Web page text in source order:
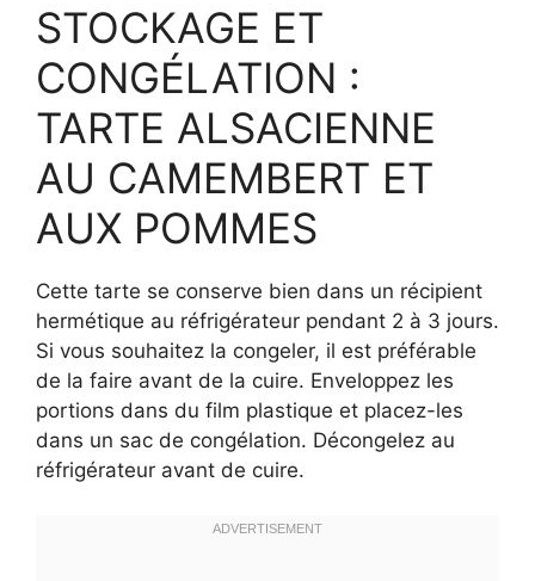
STOCKAGE ET
CONGÉLATION :
TARTE ALSACIENNE
AU CAMEMBERT ET
AUX POMMES
Cette tarte se conserve bien dans un récipient
hermétique au réfrigérateur pendant 2 à 3 jours.
Si vous souhaitez la congeler, il est préférable
de la faire avant de la cuire. Enveloppez les
portions dans du film plastique et placez-les
dans un sac de congélation. Décongelez au
réfrigérateur avant de cuire.